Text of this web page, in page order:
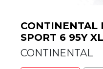
CONTINENTAL
SPORT 6 95Y
CONTINENTAL